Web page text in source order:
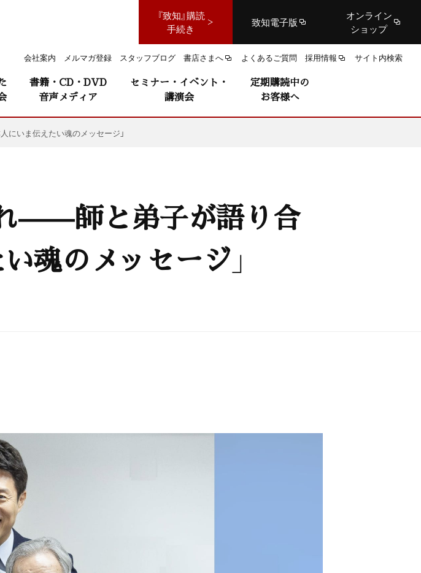
『致知』購読
手続き
致知電子版
オンライン
ショップ
会社案内 メルマガ登録 スタッフブログ 書店さまへ よくあるご質問 採用情報 サイト内検索
書籍・CD・DVD
音声メディア
セミナー・イベント・
講演会
定期購読中の
お客様へ
いま伝えたい魂のメッセージ」
——師と弟子が語り合
魂のメッセージ」